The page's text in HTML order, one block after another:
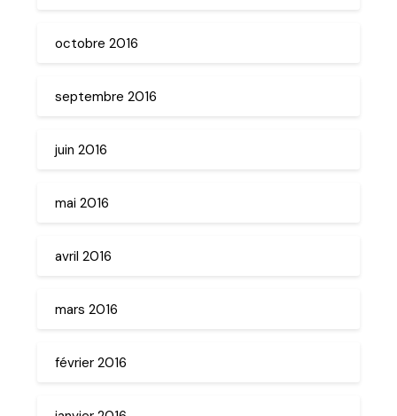
octobre 2016
septembre 2016
juin 2016
mai 2016
avril 2016
mars 2016
février 2016